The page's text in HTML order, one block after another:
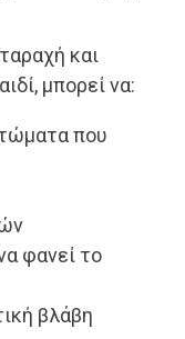
και
μπορεί να:
που
φανεί το
βλάβη